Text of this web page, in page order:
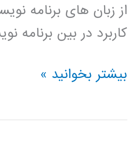
از زبان های برنامه
کاربرد در بین
بهینه
(optimization)
بیشتر بخوانید »